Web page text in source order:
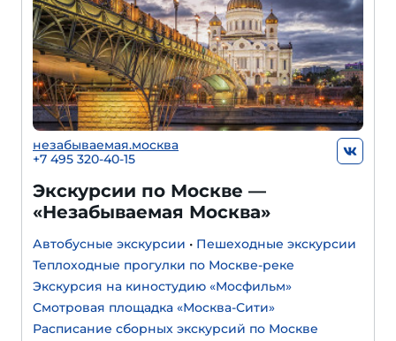
незабываемая.москва
+7 495 320-40-15
Экскурсии по Москве —
«Незабываемая Москва»
Автобусные экскурсии • Пешеходные экскурсии
Теплоходные прогулки по Москве-реке
Экскурсия на киностудию «Мосфильм»
Смотровая площадка «Москва-Сити»
Расписание сборных экскурсий по Москве